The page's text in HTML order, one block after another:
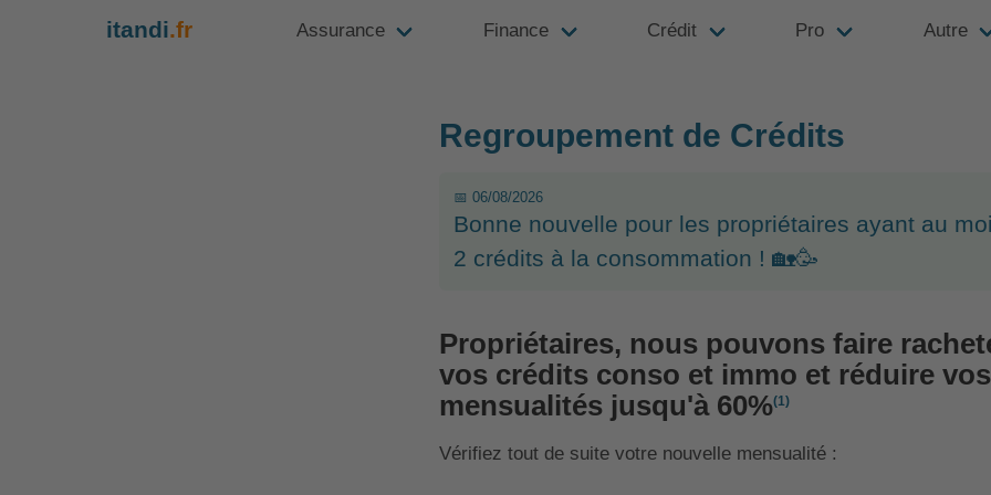
itandi.fr Assurance Finance Crédit Pro Autre
Regroupement de Crédits
📅 06/08/2026
Bonne nouvelle pour les propriétaires ayant au
2 crédits à la consommation ! 🏡🥳
Propriétaires, nous pouvons faire
vos crédits conso et immo et réduire vos
mensualités jusqu'à 60%(1)
Vérifiez tout de suite votre nouvelle mensualité :